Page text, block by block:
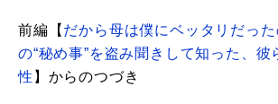
前編【 だから母は僕にベッタリだっ
の“秘め事”を盗み聞きして知った、彼
性 】からのつづき